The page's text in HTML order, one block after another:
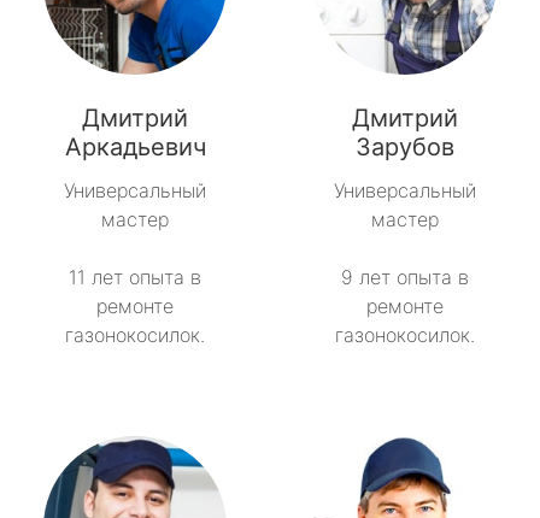
Дмитрий
Аркадьевич
Универсальный
мастер
11 лет опыта в
ремонте
газонокосилок.
Дмитрий
Зарубов
Универсальный
мастер
9 лет опыта в
ремонте
газонокосилок.